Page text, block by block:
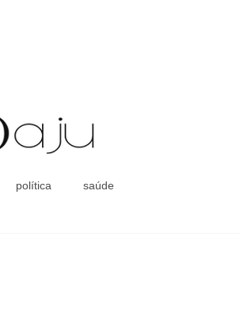
Coluna Social
política saúde